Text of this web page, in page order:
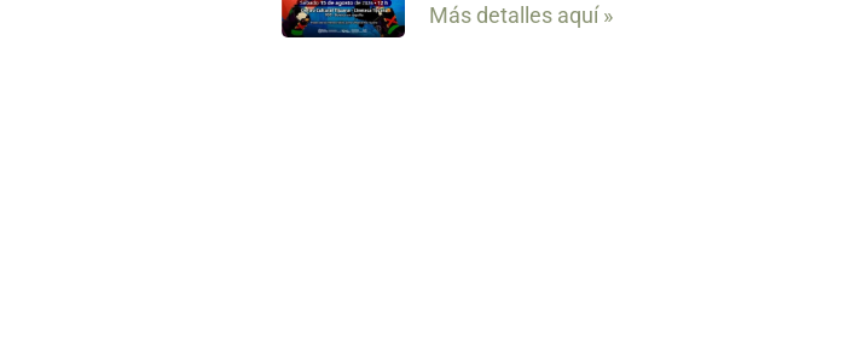
Más detalles aquí »